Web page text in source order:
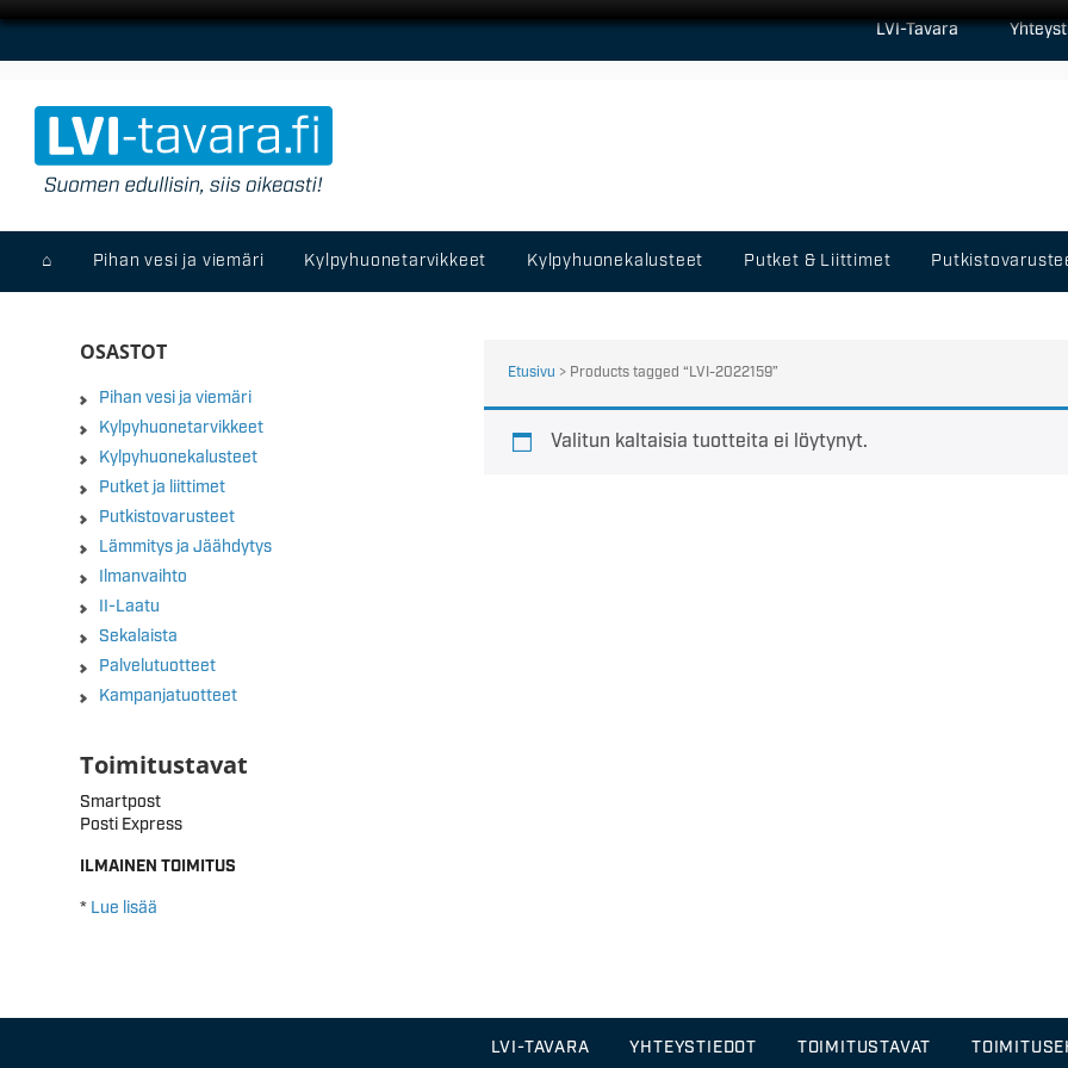
LVI-Tavara
⌂ Pihan vesi ja viemäri Kylpyhuonetarvikkeet Kylpyhuonekalusteet Putket & Liittimet
Etusivu > Products tagged “LVI-2022159”
Valitun kaltaisia tuotteita ei löytynyt.
OSASTOT
Pihan vesi ja viemäri
Kylpyhuonetarvikkeet
Kylpyhuonekalusteet
Putket ja liittimet
Putkistovarusteet
Lämmitys ja Jäähdytys
Ilmanvaihto
II-Laatu
Sekalaista
Palvelutuotteet
Kampanjatuotteet
Toimitustavat
Smartpost
Posti Express
ILMAINEN TOIMITUS
* Lue lisää
LVI-TAVARA YHTEYSTIEDOT TOIMITUSTAVAT